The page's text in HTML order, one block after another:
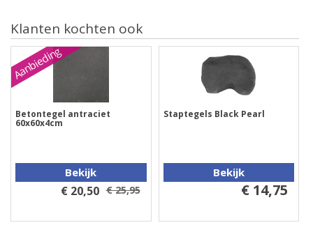
Klanten kochten ook
Aanbieding
Betontegel antraciet
60x60x4cm
Bekijk
€ 20,50 € 25,95
Staptegels Black Pearl
Bekijk
€ 14,75